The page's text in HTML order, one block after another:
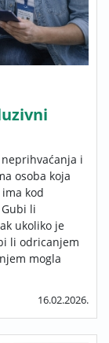
i
osoba koja
kod
li
ukoliko je
li odricanjem
mogla
16.02.2026.